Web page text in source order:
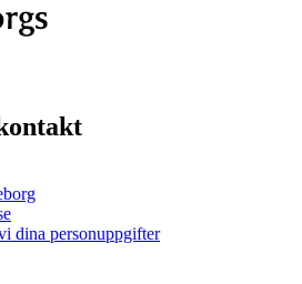
dina personuppgifter